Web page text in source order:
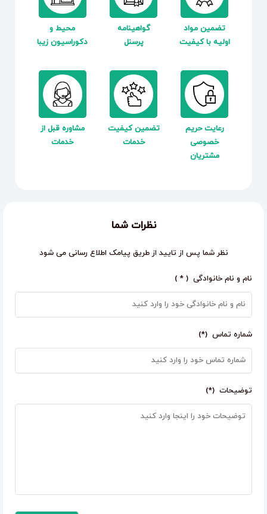
تضمین مواد
اولیه با کیفیت
گواهینامه
پرسنل
محیط و
دکوراسیون زیبا
رعایت حریم
خصوصی
مشتریان
تضمین کیفیت
خدمات
مشاوره قبل از
خدمات
نظرات شما
نظر شما پس از تایید از طریق پیامک اطلاع رسانی می شود
نام و نام خانوادگی ( * )
شماره تماس (*)
توضیحات (*)